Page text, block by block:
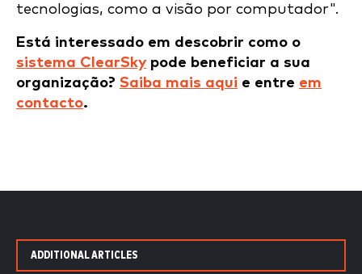
tecnologias, como a visão por computador".
Está interessado em descobrir como o
sistema ClearSky pode beneficiar a sua
organização? Saiba mais aqui e entre em
contacto.
ADDITIONAL ARTICLES